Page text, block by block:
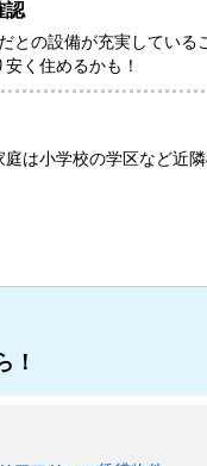
認
との設備が充実している
く住めるかも！
は小学校の学区など近
！